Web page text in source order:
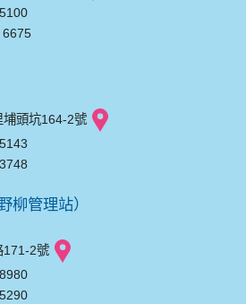
6675
埔頭坑164-2號
柳管理站）
171-2號